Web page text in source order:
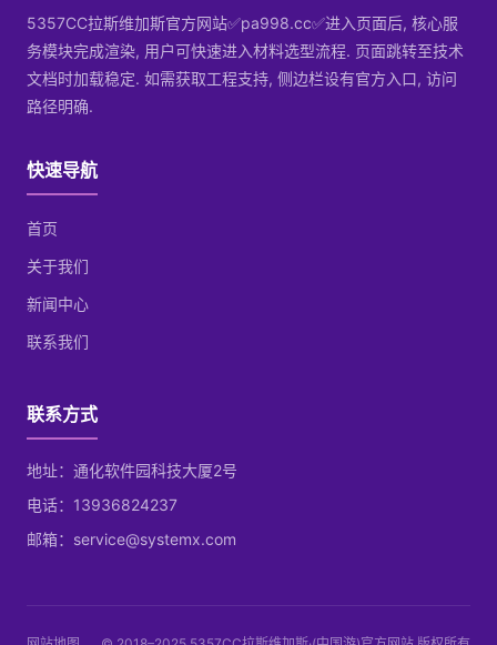
5357CC拉斯维加斯官方网站✅pa998.cc✅进入页面后, 核心服
务模块完成渲染, 用户可快速进入材料选型流程. 页面跳转至技术
文档时加载稳定. 如需获取工程支持, 侧边栏设有官方入口, 访问
路径明确.
快速导航
首页
关于我们
新闻中心
联系我们
联系方式
地址：通化软件园科技大厦2号
电话：13936824237
邮箱：service@systemx.com